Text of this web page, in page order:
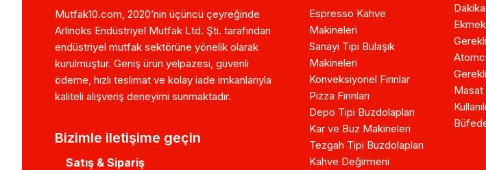
Mutfak10.com, 2020’nin üçüncü çeyreğinde
Arlinoks Endüstriyel Mutfak Ltd. Şti. tarafından
endüstriyel mutfak sektörüne yönelik olarak
kurulmuştur. Geniş ürün yelpazesi, güvenli
ödeme, hızlı teslimat ve kolay iade imkanlarıyla
kaliteli alışveriş deneyimi sunmaktadır.
Bizimle iletişime geçin
Satış & Sipariş
Espresso Kahve
Makineleri
Sanayi Tipi Bulaşık
Makineleri
Konveksiyonel Fırınlar
Pizza Fırınları
Depo Tipi Buzdolapları
Kar ve Buz Makineleri
Tezgah Tipi Buzdolapları
Kahve Değirmeni
Ekmek
Masat